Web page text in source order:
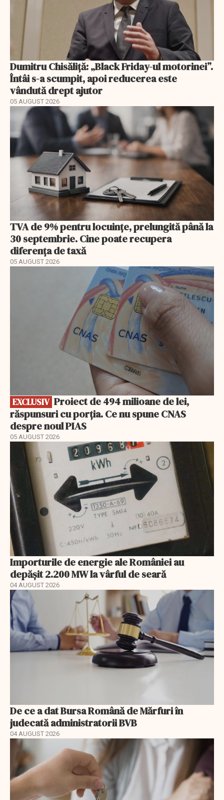
Dumitru Chisăliță: „Black Friday-ul motorinei”.
Întâi s-a scumpit, apoi reducerea este
vândută drept ajutor
05 AUGUST 2026
TVA de 9% pentru locuințe, prelungită până la
30 septembrie. Cine poate recupera
diferența de taxă
05 AUGUST 2026
EXCLUSIV
răspunsuri cu porția. Ce nu spune CNAS
despre noul PIAS
05 AUGUST 2026
Importurile de energie ale României au
depășit 2.200 MW la vârful de seară
04 AUGUST 2026
De ce a dat Bursa Română de Mărfuri în
judecată administratorii BVB
04 AUGUST 2026